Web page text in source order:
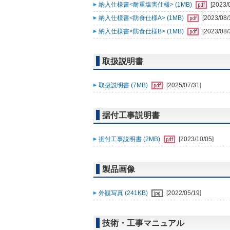
納入仕様書<耐重塩害仕様> (1MB)
[2023/
納入仕様書<防食仕様A> (1MB)
[2023/08/
納入仕様書<防食仕様B> (1MB)
[2023/08/
取扱説明書
取扱説明書 (7MB) [2025/07/31]
据付工事説明書
据付工事説明書 (2MB) [2023/10/05]
製品画像
外観写真 (241KB) [2022/05/19]
技術・工事マニュアル